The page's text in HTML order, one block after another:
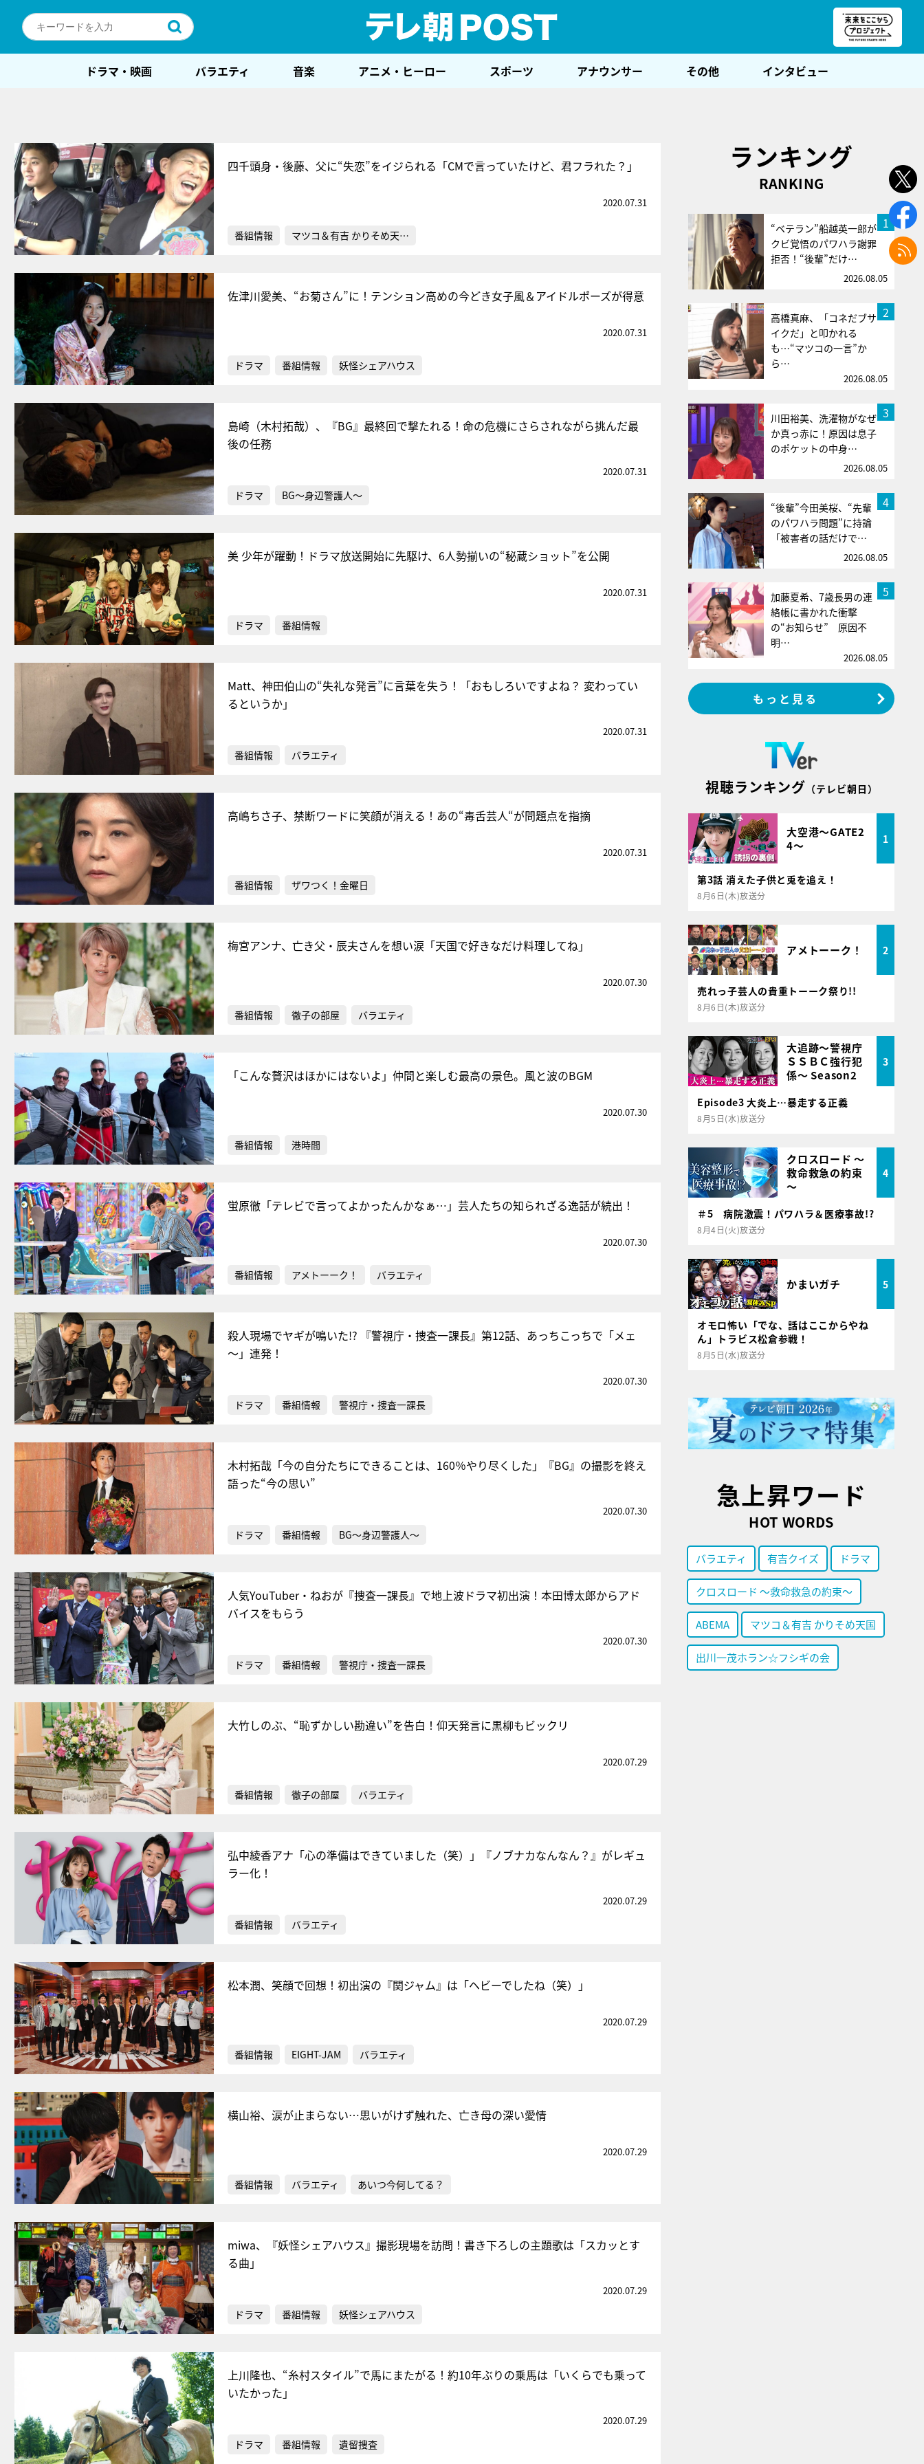
ドラマ・映画 バラエティ 音楽 アニメ・ヒーロー スポーツ アナウンサー その他 インタビュー
四千頭身・後藤、父に“失恋”をイジられる「CMで言っていたけど、君フラれた？」
2020.07.31
番組情報 マツコ＆有吉 かりそめ天…
佐津川愛美、“お菊さん”に！テンション高めの今どき女子風＆アイドルポーズが得意
2020.07.31
ドラマ 番組情報 妖怪シェアハウス
島崎（木村拓哉）、『BG』最終回で撃たれる！命の危機にさらされながら挑んだ最
後の任務
2020.07.31
ドラマ BG～身辺警護人～
美 少年が躍動！ドラマ放送開始に先駆け、6人勢揃いの“秘蔵ショット”を公開
2020.07.31
ドラマ 番組情報
Matt、神田伯山の“失礼な発言”に言葉を失う！「おもしろいですよね？ 変わってい
るというか」
2020.07.31
番組情報 バラエティ
高嶋ちさ子、禁断ワードに笑顔が消える！あの“毒舌芸人“が問題点を指摘
2020.07.31
番組情報 ザワつく！金曜日
梅宮アンナ、亡き父・辰夫さんを想い涙「天国で好きなだけ料理してね」
2020.07.30
番組情報 徹子の部屋 バラエティ
「こんな贅沢はほかにはないよ」仲間と楽しむ最高の景色。風と波のBGM
2020.07.30
番組情報 港時間
蛍原徹「テレビで言ってよかったんかなぁ…」芸人たちの知られざる逸話が続出！
2020.07.30
番組情報 アメトーーク！ バラエティ
殺人現場でヤギが鳴いた!? 『警視庁・捜査一課長』第12話、あっちこっちで「メェ
～」連発！
2020.07.30
ドラマ 番組情報 警視庁・捜査一課長
木村拓哉「今の自分たちにできることは、160％やり尽くした」『BG』の撮影を終え
語った“今の思い”
2020.07.30
ドラマ 番組情報 BG～身辺警護人～
人気YouTuber・ねおが『捜査一課長』で地上波ドラマ初出演！本田博太郎からアド
バイスをもらう
2020.07.30
ドラマ 番組情報 警視庁・捜査一課長
大竹しのぶ、“恥ずかしい勘違い”を告白！仰天発言に黒柳もビックリ
2020.07.29
番組情報 徹子の部屋 バラエティ
弘中綾香アナ「心の準備はできていました（笑）」『ノブナカなんなん？』がレギュ
ラー化！
2020.07.29
番組情報 バラエティ
松本潤、笑顔で回想！初出演の『関ジャム』は「ヘビーでしたね（笑）」
2020.07.29
番組情報 EIGHT-JAM バラエティ
横山裕、涙が止まらない…思いがけず触れた、亡き母の深い愛情
2020.07.29
番組情報 バラエティ あいつ今何してる？
miwa、『妖怪シェアハウス』撮影現場を訪問！書き下ろしの主題歌は「スカッとす
る曲」
2020.07.29
ドラマ 番組情報 妖怪シェアハウス
上川隆也、“糸村スタイル”で馬にまたがる！約10年ぶりの乗馬は「いくらでも乗って
いたかった」
2020.07.29
ドラマ 番組情報 遺留捜査
ランキング
RANKING
1
“ベテラン”船越英一郎が
クビ覚悟のパワハラ謝罪
拒否！“後輩”だけ…
2026.08.05
2
高橋真麻、「コネだブサ
イクだ」と叩かれる
も…“マツコの一言”か
ら…
2026.08.05
3
川田裕美、洗濯物がなぜ
か真っ赤に！原因は息子
のポケットの中身…
2026.08.05
4
“後輩”今田美桜、“先輩
のパワハラ問題”に持論
「被害者の話だけで…
2026.08.05
5
加藤夏希、7歳長男の連
絡帳に書かれた衝撃
の“お知らせ” 原因不
明…
2026.08.05
もっと見る
視聴ランキング （テレビ朝日）
大空港～GATE2
4～
1
第3話 消えた子供と兎を追え！
8月6日(木)放送分
アメトーーク！ 2
売れっ子芸人の貴重トーーク祭り!!
8月6日(木)放送分
大追跡～警視庁
ＳＳＢＣ強行犯
係～ Season2
3
Episode3 大炎上…暴走する正義
8月5日(水)放送分
クロスロード ～
救命救急の約束
～
4
＃5 病院激震！パワハラ＆医療事故!?
8月4日(火)放送分
かまいガチ 5
オモロ怖い「でな、話はここからやね
ん」トラビス松倉参戦！
8月5日(水)放送分
急上昇ワード
HOT WORDS
バラエティ 有吉クイズ ドラマ
クロスロード ～救命救急の約束～
ABEMA マツコ＆有吉 かりそめ天国
出川一茂ホラン☆フシギの会